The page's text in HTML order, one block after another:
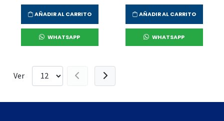
AÑADIR AL CARRITO
WHATSAPP
AÑADIR AL CARRITO
WHATSAPP
Ver